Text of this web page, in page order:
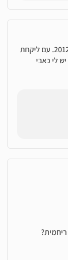
שלום אני בת 30 עשיתי השבחה בתאריך 14/ 5 /2012. עם ליקחת
לי כאבי